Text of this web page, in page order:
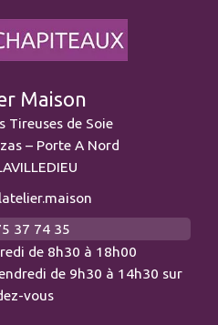
Maison
Tireuses de Soie
– Porte A Nord
37 74 35
de 8h30 à 18h00
de 9h30 à 14h30 sur
vous